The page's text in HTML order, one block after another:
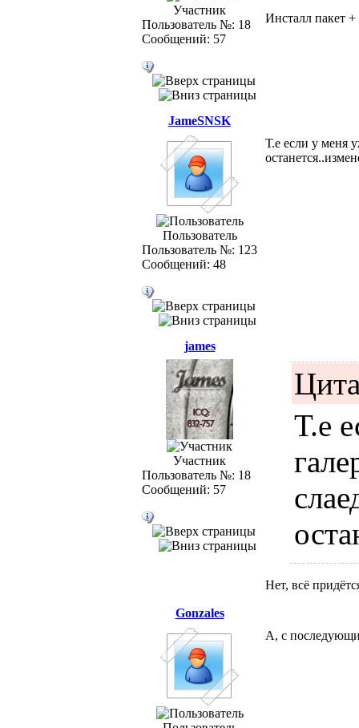
Участник
Пользователь №: 18
Сообщений: 57
Инсталл пакет
JameSNSK
Пользователь
Пользователь №: 123
Сообщений: 48
Т.е если у меня
james
Участник
Пользователь №: 18
Сообщений: 57
Т.е
Нет, всё
Gonzales
А, с